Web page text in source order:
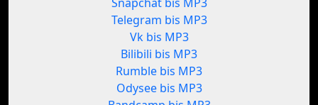
Telegram bis MP3
Vk bis MP3
Bilibili bis MP3
Rumble bis MP3
Odysee bis MP3